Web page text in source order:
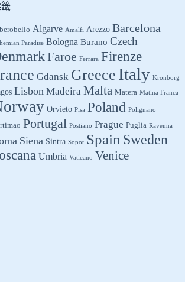
Algarve Amalfi Arezzo Barcelona
Paradise Bologna Burano Czech
Faroe Ferrara Firenze
Gdansk Greece Italy Kronborg
Lisbon Madeira Malta Matera Matina Franca
Orvieto Pisa Poland Polignano
Portugal Postiano Prague Puglia Ravenna
Siena Sintra Sopot Spain Sweden
Umbria Vaticano Venice